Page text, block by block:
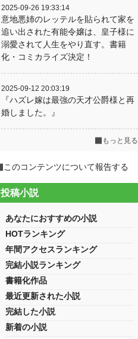
2025-09-26 19:33:14
意地悪姉のレッテルを貼られて家を
追い出された有能令嬢は、皇子様に
溺愛されて人生をやり直す。書籍
化・コミカライズ決定！
2025-09-12 20:03:19
『ハズレ嫁は最強の天才公爵様と再
婚しました。』
もっと見る
このコンテンツについて報告する
投稿小説
あなたにおすすめの小説
HOTランキング
年間アクセスランキング
完結小説ランキング
書籍化作品
最近更新された小説
完結した小説
新着の小説